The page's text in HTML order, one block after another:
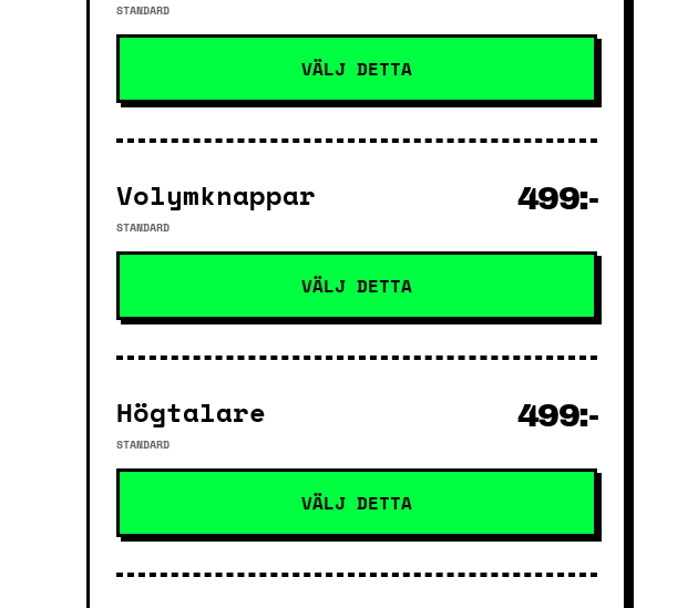
STANDARD
VÄLJ DETTA
Volymknappar
STANDARD
499:-
VÄLJ DETTA
Högtalare
STANDARD
499:-
VÄLJ DETTA